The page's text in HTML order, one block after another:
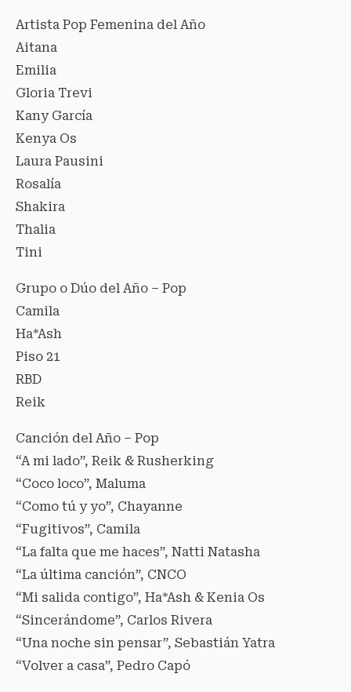
Artista Pop Femenina del Año
Aitana
Emilia
Gloria Trevi
Kany García
Kenya Os
Laura Pausini
Rosalía
Shakira
Thalia
Tini
Grupo o Dúo del Año – Pop
Camila
Ha*Ash
Piso 21
RBD
Reik
Canción del Año – Pop
“A mi lado”, Reik & Rusherking
“Coco loco”, Maluma
“Como tú y yo”, Chayanne
“Fugitivos”, Camila
“La falta que me haces”, Natti Natasha
“La última canción”, CNCO
“Mi salida contigo”, Ha*Ash & Kenia Os
“Sincerándome”, Carlos Rivera
“Una noche sin pensar”, Sebastián Yatra
“Volver a casa”, Pedro Capó